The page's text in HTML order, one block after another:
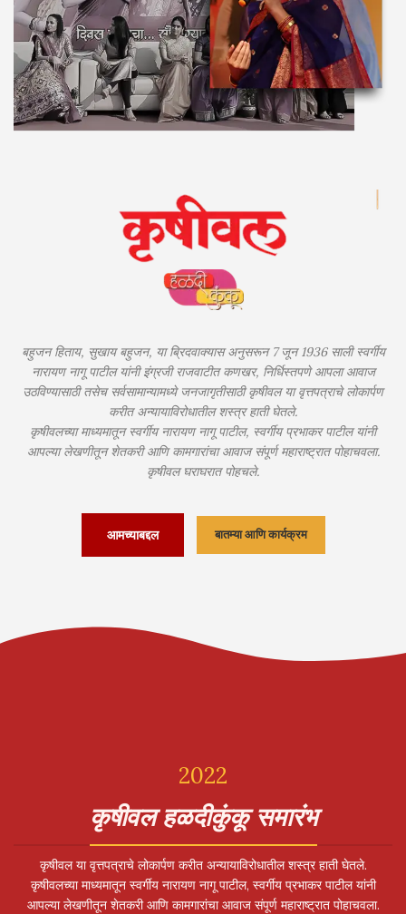
बहुजन हिताय, सुखाय बहुजन, या ब्रिदवाक्यास अनुसरून 7 जून 1936 साली स्वर्गीय
नारायण नागू पाटील यांनी इंग्रजी राजवाटीत कणखर, निर्धिस्तपणे आपला आवाज
उठविण्यासाठी तसेच सर्वसामान्यामध्ये जनजागृतीसाठी कृषीवल या वृत्तपत्राचे लोकार्पण
करीत अन्यायाविरोधातील शस्त्र हाती घेतले.
कृषीवलच्या माध्यमातून स्वर्गीय नारायण नागू पाटील, स्वर्गीय प्रभाकर पाटील यांनी
आपल्या लेखणीतून शेतकरी आणि कामगारांचा आवाज संपूर्ण महाराष्ट्रात पोहाचवला.
कृषीवल घराघरात पोहचले.
आमच्याबद्दल बातम्या आणि कार्यक्रम
2022
कृषीवल हळदीकुंकू समारंभ
कृषीवल या वृत्तपत्राचे लोकार्पण करीत अन्यायाविरोधातील शस्त्र हाती घेतले.
कृषीवलच्या माध्यमातून स्वर्गीय नारायण नागू पाटील, स्वर्गीय प्रभाकर पाटील यांनी
आपल्या लेखणीतून शेतकरी आणि कामगारांचा आवाज संपूर्ण महाराष्ट्रात पोहाचवला.